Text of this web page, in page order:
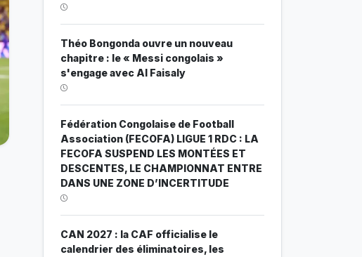
Théo Bongonda ouvre un nouveau
chapitre : le « Messi congolais »
s'engage avec Al Faisaly
Fédération Congolaise de Football
Association (FECOFA) LIGUE 1 RDC : LA
FECOFA SUSPEND LES MONTÉES ET
DESCENTES, LE CHAMPIONNAT ENTRE
DANS UNE ZONE D’INCERTITUDE
CAN 2027 : la CAF officialise le
calendrier des éliminatoires, les